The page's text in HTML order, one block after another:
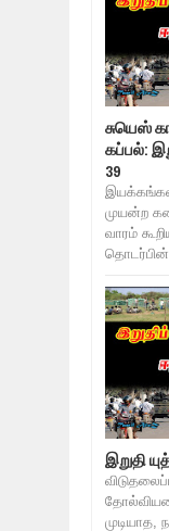
சுயெஸ்
கப்பல்:
39
முயன்ற
வாரம்
இறுதி
முடியாத,